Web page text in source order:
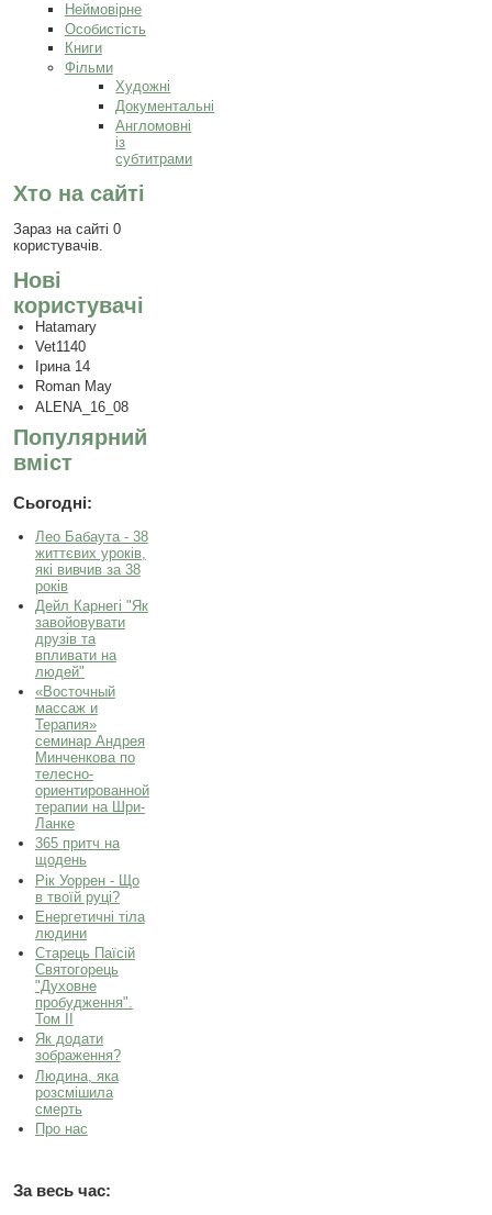
Неймовірне
Особистість
Книги
Фільми
Художні
Документальні
Англомовні
із
субтитрами
Хто на сайті
Зараз на сайті 0
користувачів.
Нові
користувачі
Hatamary
Vet1140
Ірина 14
Roman May
ALENA_16_08
Популярний
вміст
Сьогодні:
Лео Бабаута - 38
життєвих уроків,
які вивчив за 38
років
Дейл Карнегі "Як
завойовувати
друзів та
впливати на
людей"
«Восточный
массаж и
Терапия»
семинар Андрея
Минченкова по
телесно-
ориентированной
терапии на Шри-
Ланке
365 притч на
щодень
Рік Уоррен - Що
в твоїй руці?
Енергетичні тіла
людини
Старець Паїсій
Святогорець
"Духовне
пробудження".
Том ІІ
Як додати
зображення?
Людина, яка
розсмішила
смерть
Про нас
За весь час: